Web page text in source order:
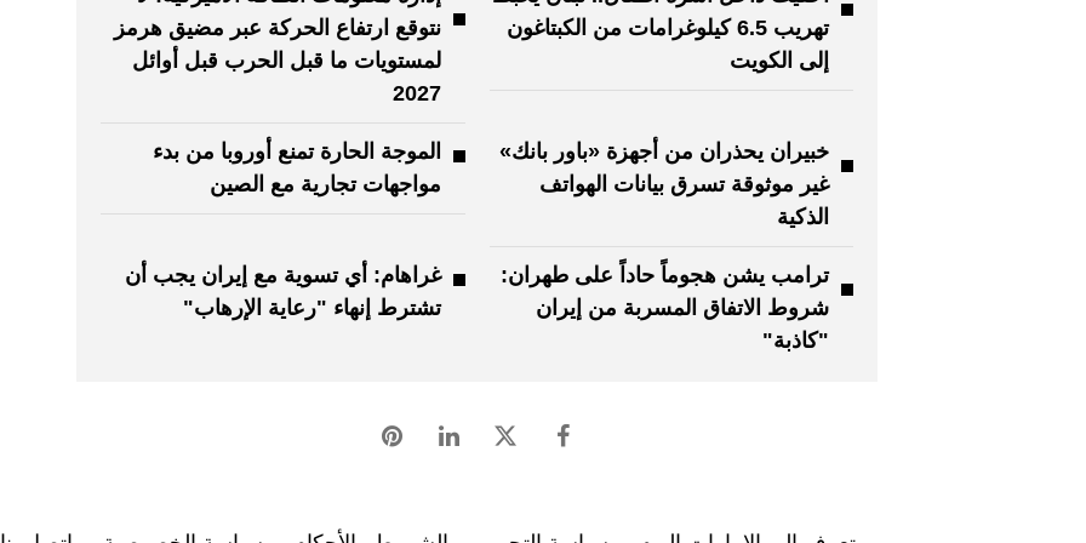
تهريب 6.5 كيلوغرامات من الكبتاغون
إلى الكويت
نتوقع ارتفاع الحركة عبر مضيق هرمز
لمستويات ما قبل الحرب قبل أوائل
2027
خبيران يحذران من أجهزة «باور بانك»
غير موثوقة تسرق بيانات الهواتف
الذكية
الموجة الحارة تمنع أوروبا من بدء
مواجهات تجارية مع الصين
ترامب يشن هجوماً حاداً على طهران:
شروط الاتفاق المسربة من إيران
"كاذبة"
غراهام: أي تسوية مع إيران يجب أن
تشترط إنهاء "رعاية الإرهاب"